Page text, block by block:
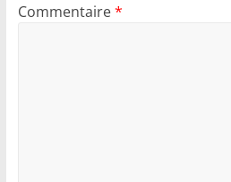
Commentaire*